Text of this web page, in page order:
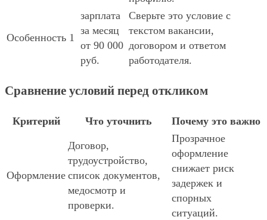
Особенность 1
зарплата
за месяц
от 90 000
руб.
Сверьте это условие с
текстом вакансии,
договором и ответом
работодателя.
Сравнение условий перед откликом
Критерий Что уточнить Почему это важно
Оформление
Договор,
трудоустройство,
список документов,
медосмотр и
проверки.
Прозрачное
оформление
снижает риск
задержек и
спорных
ситуаций.